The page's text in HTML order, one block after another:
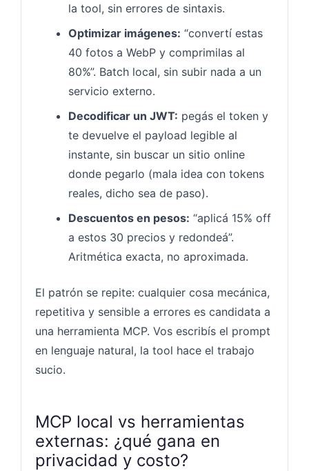
la tool, sin errores de sintaxis.
Optimizar imágenes: “convertí estas
40 fotos a WebP y comprimilas al
80%”. Batch local, sin subir nada a un
servicio externo.
Decodificar un JWT: pegás el token y
te devuelve el payload legible al
instante, sin buscar un sitio online
donde pegarlo (mala idea con tokens
reales, dicho sea de paso).
Descuentos en pesos: “aplicá 15% off
a estos 30 precios y redondeá”.
Aritmética exacta, no aproximada.
El patrón se repite: cualquier cosa mecánica,
repetitiva y sensible a errores es candidata a
una herramienta MCP. Vos escribís el prompt
en lenguaje natural, la tool hace el trabajo
sucio.
MCP local vs herramientas
externas: ¿qué gana en
privacidad y costo?